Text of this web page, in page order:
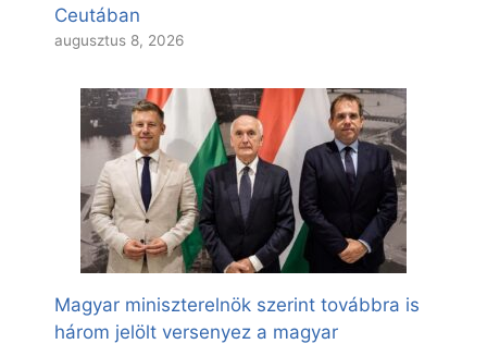
Ceutában
augusztus 8, 2026
Magyar miniszterelnök szerint továbbra is
három jelölt versenyez a magyar